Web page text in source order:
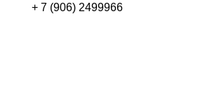
+ 7 (906) 2499966